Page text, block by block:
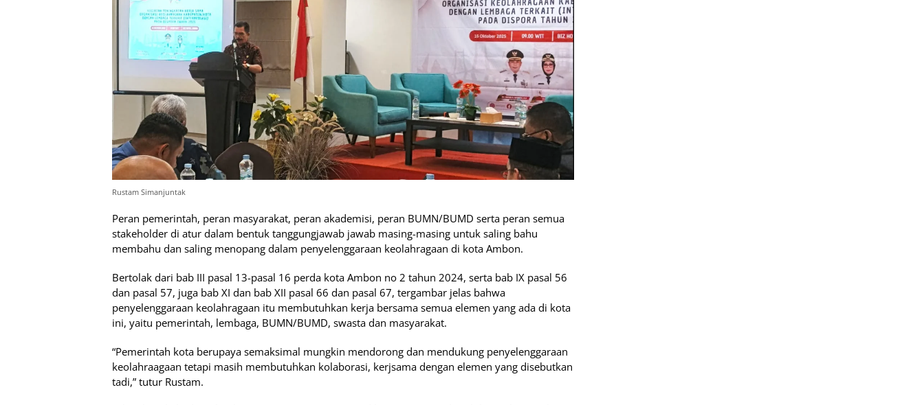
Rustam Simanjuntak
Peran pemerintah, peran masyarakat, peran akademisi, peran BUMN/BUMD serta peran semua
stakeholder di atur dalam bentuk tanggungjawab jawab masing-masing untuk saling bahu
membahu dan saling menopang dalam penyelenggaraan keolahragaan di kota Ambon.
Bertolak dari bab III pasal 13-pasal 16 perda kota Ambon no 2 tahun 2024, serta bab IX pasal 56
dan pasal 57, juga bab XI dan bab XII pasal 66 dan pasal 67, tergambar jelas bahwa
penyelenggaraan keolahragaan itu membutuhkan kerja bersama semua elemen yang ada di kota
ini, yaitu pemerintah, lembaga, BUMN/BUMD, swasta dan masyarakat.
“Pemerintah kota berupaya semaksimal mungkin mendorong dan mendukung penyelenggaraan
keolahraagaan tetapi masih membutuhkan kolaborasi, kerjsama dengan elemen yang disebutkan
tadi,” tutur Rustam.